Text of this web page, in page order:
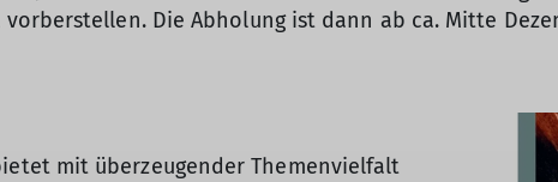
Die Abholung ist dann ab ca. Mitte
mit überzeugender Themenvielfalt